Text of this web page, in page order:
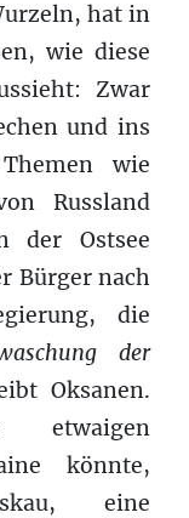
hat in
wie diese
Zwar
und ins
wie
Russland
der Ostsee
Bürger nach
die
der
Oksanen.
etwaigen
könnte,
eine